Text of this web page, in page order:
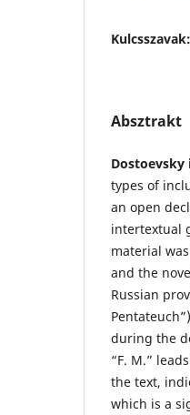
Kulcsszavak:
Absztrakt
Dostoevsky
types of
an open
intertextual
material
and the
Russian
during the
“F. M.”
the text,
which is a